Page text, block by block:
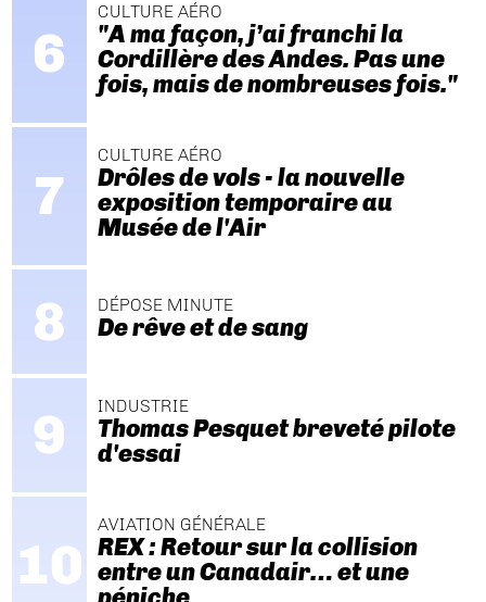
CULTURE AÉRO
"A ma façon, j’ai franchi la
Cordillère des Andes. Pas une
fois, mais de nombreuses fois."
CULTURE AÉRO
Drôles de vols - la nouvelle
exposition temporaire au
Musée de l'Air
DÉPOSE MINUTE
De rêve et de sang
INDUSTRIE
Thomas Pesquet breveté pilote
d'essai
AVIATION GÉNÉRALE
REX : Retour sur la collision
entre un Canadair… et une